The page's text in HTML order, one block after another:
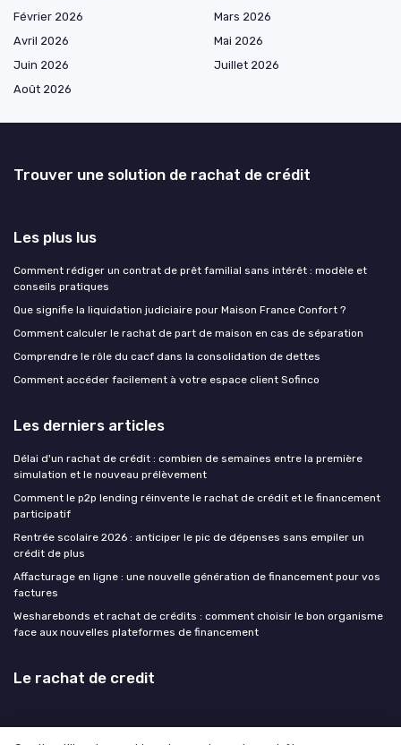
Février 2026
Mars 2026
Avril 2026
Mai 2026
Juin 2026
Juillet 2026
Août 2026
Trouver une solution de rachat de crédit
Les plus lus
Comment rédiger un contrat de prêt familial sans intérêt : modèle et
conseils pratiques
Que signifie la liquidation judiciaire pour Maison France Confort ?
Comment calculer le rachat de part de maison en cas de séparation
Comprendre le rôle du cacf dans la consolidation de dettes
Comment accéder facilement à votre espace client Sofinco
Les derniers articles
Délai d'un rachat de crédit : combien de semaines entre la première
simulation et le nouveau prélèvement
Comment le p2p lending réinvente le rachat de crédit et le financement
participatif
Rentrée scolaire 2026 : anticiper le pic de dépenses sans empiler un
crédit de plus
Affacturage en ligne : une nouvelle génération de financement pour vos
factures
Wesharebonds et rachat de crédits : comment choisir le bon organisme
face aux nouvelles plateformes de financement
Le rachat de credit